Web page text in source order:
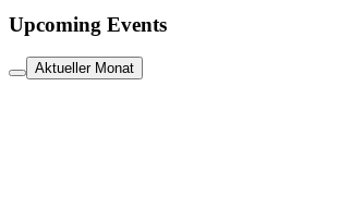
Upcoming Events
Aktueller Monat